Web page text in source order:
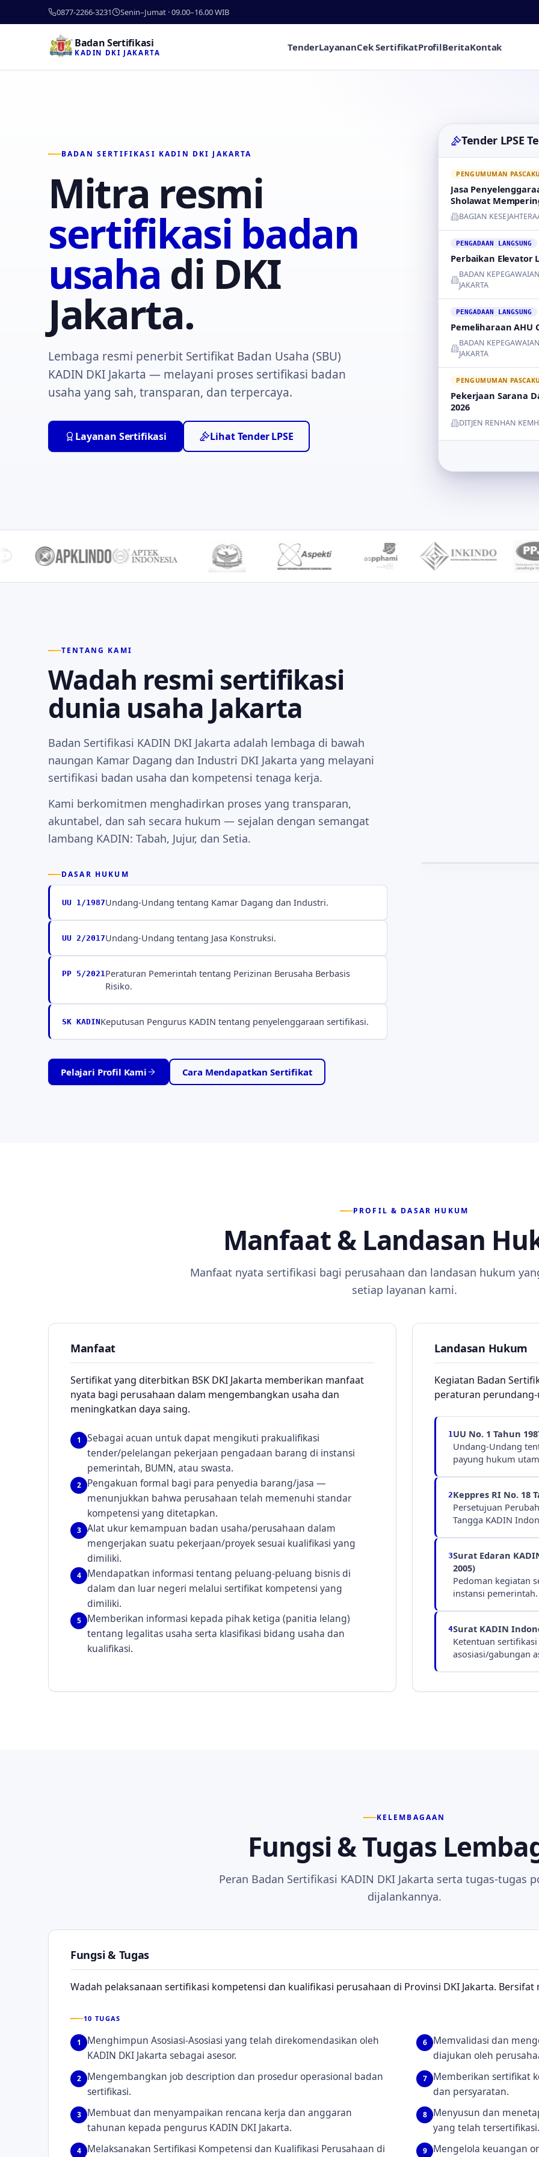
0877-2266-3231 Senin–Jumat · 09.00–16.00 WIB
Badan Sertifikasi
KADIN DKI JAKARTA TenderLayananCek SertifikatProfilBeritaKontak
BADAN SERTIFIKASI KADIN DKI JAKARTA
Mitra resmi
sertifikasi badan
usaha di DKI
Jakarta.
Lembaga resmi penerbit Sertifikat Badan Usaha (SBU)
KADIN DKI Jakarta — melayani proses sertifikasi badan
usaha yang sah, transparan, dan terpercaya.
Layanan Sertifikasi Lihat Tender LPSE
Tender LPSE
PENGUMUMAN
Jasa
Sholawat
BAGIAN
PENGADAAN LANGSUNG
Perbaikan Elevator
BADAN
JAKARTA
PENGADAAN LANGSUNG
Pemeliharaan AHU
BADAN
JAKARTA
PENGUMUMAN
Pekerjaan Sarana
2026
DITJEN RENHAN
TENTANG KAMI
Wadah resmi sertifikasi
dunia usaha Jakarta
Badan Sertifikasi KADIN DKI Jakarta adalah lembaga di bawah
naungan Kamar Dagang dan Industri DKI Jakarta yang melayani
sertifikasi badan usaha dan kompetensi tenaga kerja.
Kami berkomitmen menghadirkan proses yang transparan,
akuntabel, dan sah secara hukum — sejalan dengan semangat
lambang KADIN: Tabah, Jujur, dan Setia.
DASAR HUKUM
UU 1/1987Undang-Undang tentang Kamar Dagang dan Industri.
UU 2/2017Undang-Undang tentang Jasa Konstruksi.
PP 5/2021Peraturan Pemerintah tentang Perizinan Berusaha Berbasis
Risiko.
SK KADINKeputusan Pengurus KADIN tentang penyelenggaraan sertifikasi.
Pelajari Profil Kami Cara Mendapatkan Sertifikat
PROFIL & DASAR HUKUM
Manfaat & Landasan
Manfaat nyata sertifikasi bagi perusahaan dan landasan hukum
setiap layanan kami.
Manfaat
Sertifikat yang diterbitkan BSK DKI Jakarta memberikan manfaat
nyata bagi perusahaan dalam mengembangkan usaha dan
meningkatkan daya saing.
1
Sebagai acuan untuk dapat mengikuti prakualifikasi
tender/pelelangan pekerjaan pengadaan barang di instansi
pemerintah, BUMN, atau swasta.
2
Pengakuan formal bagi para penyedia barang/jasa —
menunjukkan bahwa perusahaan telah memenuhi standar
kompetensi yang ditetapkan.
3
Alat ukur kemampuan badan usaha/perusahaan dalam
mengerjakan suatu pekerjaan/proyek sesuai kualifikasi yang
dimiliki.
4
Mendapatkan informasi tentang peluang-peluang bisnis di
dalam dan luar negeri melalui sertifikat kompetensi yang
dimiliki.
5
Memberikan informasi kepada pihak ketiga (panitia lelang)
tentang legalitas usaha serta klasifikasi bidang usaha dan
kualifikasi.
Landasan Hukum
Kegiatan Badan
peraturan
1UU No. 1 Tahun
Undang-Undang
payung hukum
2Keppres RI No. 18
Persetujuan
Tangga KADIN
3Surat Edaran
2005)
Pedoman kegiatan
instansi pemerintah.
4Surat KADIN
Ketentuan
asosiasi/gabungan
KELEMBAGAAN
Fungsi & Tugas
Peran Badan Sertifikasi KADIN DKI Jakarta serta tugas-tugas
dijalankannya.
Fungsi & Tugas
Wadah pelaksanaan sertifikasi kompetensi dan kualifikasi perusahaan di Provinsi DKI Jakarta. Bersifat
10 TUGAS
1
Menghimpun Asosiasi-Asosiasi yang telah direkomendasikan oleh
KADIN DKI Jakarta sebagai asesor.
2
Mengembangkan job description dan prosedur operasional badan
sertifikasi.
3
Membuat dan menyampaikan rencana kerja dan anggaran
tahunan kepada pengurus KADIN DKI Jakarta.
4 Melaksanakan Sertifikasi Kompetensi dan Kualifikasi Perusahaan di
6
Memvalidasi dan
diajukan oleh
7
Memberikan sertifikat
dan persyaratan.
8
Menyusun dan
yang telah tersertifikasi.
9 Mengelola keuangan